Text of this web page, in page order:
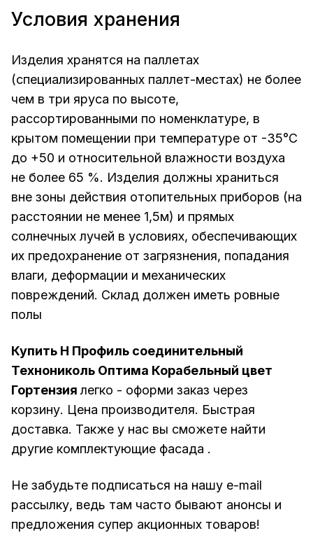
Условия хранения
Изделия хранятся на паллетах
(специализированных паллет-местах) не более
чем в три яруса по высоте,
рассортированными по номенклатуре, в
крытом помещении при температуре от -35°С
до +50 и относительной влажности воздуха
не более 65 %. Изделия должны храниться
вне зоны действия отопительных приборов (на
расстоянии не менее 1,5м) и прямых
солнечных лучей в условиях, обеспечивающих
их предохранение от загрязнения, попадания
влаги, деформации и механических
повреждений. Склад должен иметь ровные
полы
Купить H Профиль соединительный
Технониколь Оптима Корабельный цвет
Гортензия легко - оформи заказ через
корзину. Цена производителя. Быстрая
доставка. Также у нас вы сможете найти
другие комплектующие фасада .
Не забудьте подписаться на нашу e-mail
рассылку, ведь там часто бывают анонсы и
предложения супер акционных товаров!